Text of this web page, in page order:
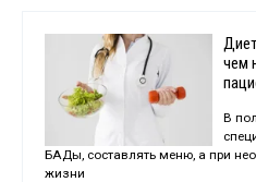
чем
В
БАДы, составлять меню, а при
жизни